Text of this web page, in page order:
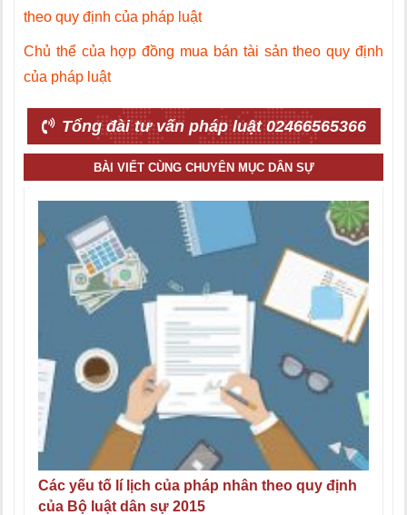
theo quy định của pháp luật
Chủ thể của hợp đồng mua bán tài sản theo quy định
của pháp luật
Tổng đài tư vấn pháp luật 02466565366
BÀI VIẾT CÙNG CHUYÊN MỤC DÂN SỰ
Các yếu tố lí lịch của pháp nhân theo quy định
của Bộ luật dân sự 2015